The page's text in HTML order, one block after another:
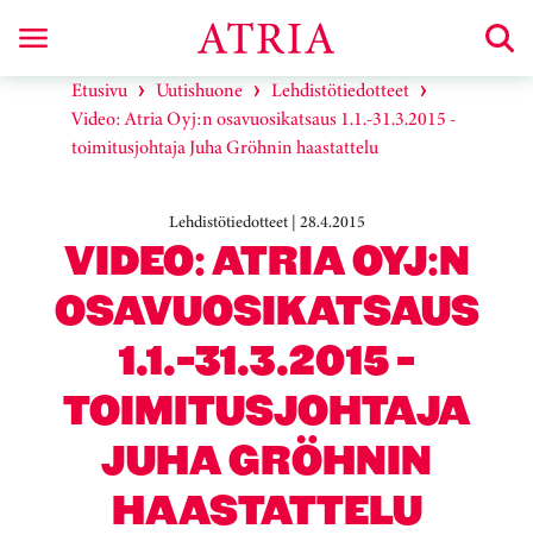
Etusivu Uutishuone
Lehdistötiedotteet
Video: Atria Oyj:n osavuosikatsaus 1.1.-31.3.2015 -
toimitusjohtaja Juha Gröhnin haastattelu
Lehdistötiedotteet | 28.4.2015
VIDEO: ATRIA OYJ:N
OSAVUOSIKATSAUS
1.1.-31.3.2015 -
TOIMITUSJOHTAJA
JUHA GRÖHNIN
HAASTATTELU